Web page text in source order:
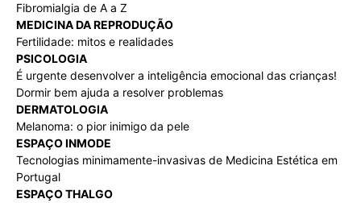
Fibromialgia de A a Z
MEDICINA DA REPRODUÇÃO
Fertilidade: mitos e realidades
PSICOLOGIA
É urgente desenvolver a inteligência emocional das crianças!
Dormir bem ajuda a resolver problemas
DERMATOLOGIA
Melanoma: o pior inimigo da pele
ESPAÇO INMODE
Tecnologias minimamente-invasivas de Medicina Estética em
Portugal
ESPAÇO THALGO